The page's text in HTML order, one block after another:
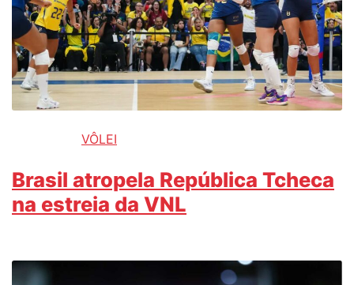
VÔLEI
Brasil atropela República Tcheca
na estreia da VNL